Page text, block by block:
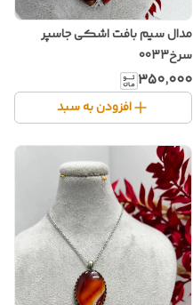
مدال سیم بافت اشکی جاسپر
سرخ0033
۳۵۰٬۰۰۰
افزودن به سبد